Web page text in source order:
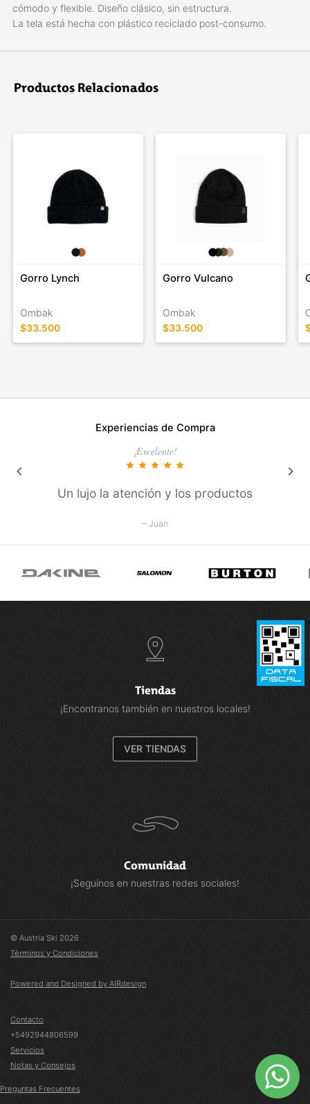
cómodo y flexible. Diseño clásico, sin estructura.
La tela está hecha con plástico reciclado post-consumo.
Productos Relacionados
Gorro Lynch
Ombak
$33.500
Gorro Vulcano
Ombak
$33.500
Experiencias de Compra
¡Excelente!
star star star star star
Un lujo la atención y los productos
– Juan
keyboard_arrow_left keyboard_arrow_right
Tiendas
¡Encontranos también en nuestros locales!
VER TIENDAS
Comunidad
¡Seguínos en nuestras redes sociales!
© Austria Ski 2026
Términos y Condiciones
Powered and Designed by AIRdesign
Contacto
+5492944806599
Servicios
Notas y Consejos
Preguntas Frecuentes